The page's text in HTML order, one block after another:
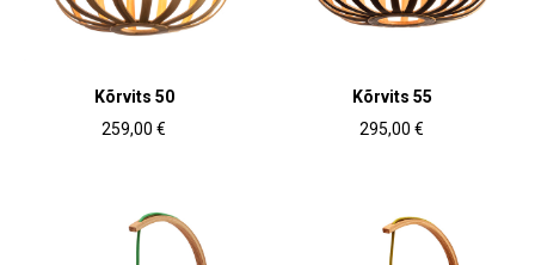
Kõrvits 50
259,00 €
Kõrvits 55
295,00 €